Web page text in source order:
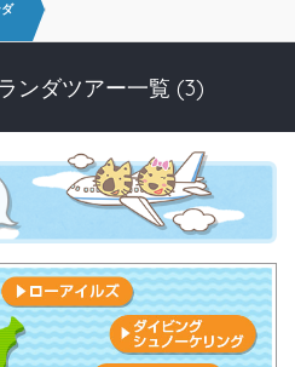
ンダツアー一覧 (3)